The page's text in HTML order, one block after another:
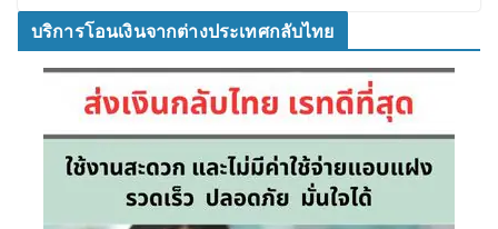
บริการโอนเงินจากต่างประเทศกลับไทย